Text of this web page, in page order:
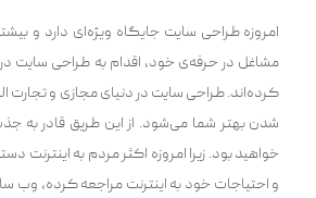
امروزه طراحی سایت جایگاه ویژه‌ای دارد و
مشاغل در حرفه‌ی خود، اقدام به طراحی سایت
کرده‌اند‌. طراحی سایت در دنیای مجازی و تجارت
شدن بهتر شما می‌شود. از این طریق قادر به
خواهید بود. زیرا امروزه اکثر مردم به اینترنت
و احتیاجات خود به اینترنت مراجعه کرده، وب